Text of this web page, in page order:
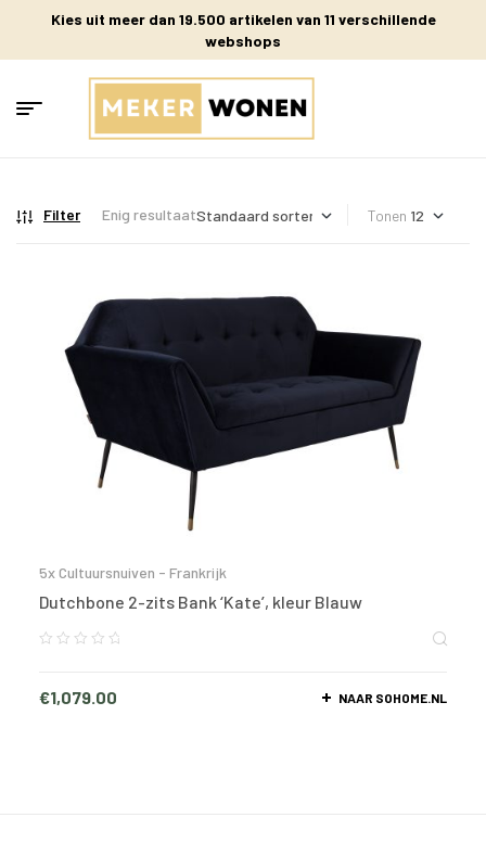
Kies uit meer dan 19.500 artikelen van 11 verschillende
webshops
Filter Enig resultaat Tonen
5x Cultuursnuiven - Frankrijk
Dutchbone 2-zits Bank ‘Kate’, kleur Blauw
€1,079.00 NAAR SOHOME.NL